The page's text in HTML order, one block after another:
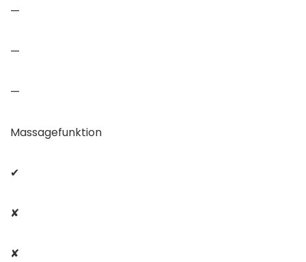
—
—
—
Massagefunktion
✔
✘
✘